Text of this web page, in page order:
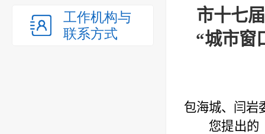
工作机构与
联系方式
市十七
“城市窗
包海城、闫岩
您提出的